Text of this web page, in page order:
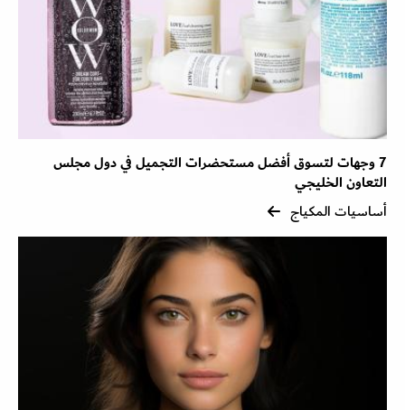
7 وجهات لتسوق أفضل مستحضرات التجميل في دول مجلس
التعاون الخليجي
أساسيات المكياج